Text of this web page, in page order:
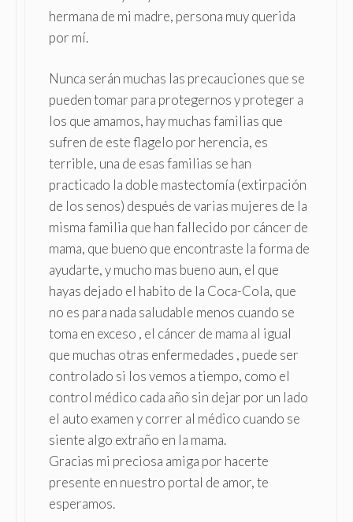
hermana de mi madre, persona muy querida
por mí.
Nunca serán muchas las precauciones que se
pueden tomar para protegernos y proteger a
los que amamos, hay muchas familias que
sufren de este flagelo por herencia, es
terrible, una de esas familias se han
practicado la doble mastectomía (extirpación
de los senos) después de varias mujeres de la
misma familia que han fallecido por cáncer de
mama, que bueno que encontraste la forma de
ayudarte, y mucho mas bueno aun, el que
hayas dejado el habito de la Coca-Cola, que
no es para nada saludable menos cuando se
toma en exceso , el cáncer de mama al igual
que muchas otras enfermedades , puede ser
controlado si los vemos a tiempo, como el
control médico cada año sin dejar por un lado
el auto examen y correr al médico cuando se
siente algo extraño en la mama.
Gracias mi preciosa amiga por hacerte
presente en nuestro portal de amor, te
esperamos.